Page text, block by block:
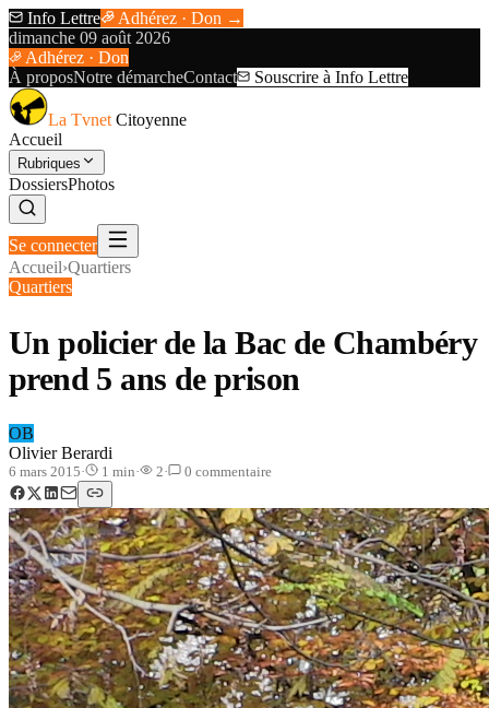
Info Lettre
Adhérez · Don →
dimanche 09 août 2026
Adhérez · Don
À proposNotre démarcheContact Souscrire à Info Lettre
La Tvnet Citoyenne
Accueil
Rubriques
DossiersPhotos
Se connecter
Accueil›Quartiers
Quartiers
Un policier de la Bac de Chambéry
prend 5 ans de prison
OB
Olivier Berardi
6 mars 2015· 1 min· 2· 0 commentaire